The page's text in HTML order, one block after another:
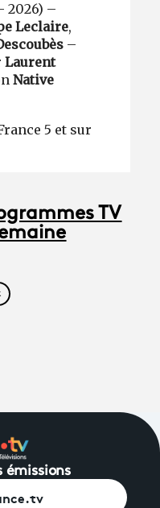
2026) –
Leclaire,
–
Laurent
Native
5 et sur
TV
cet article sur
cet article sur
émissions